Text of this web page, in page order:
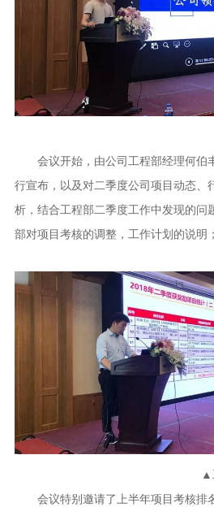
会议开始，由公司工程部经理何伯
行宣布，以及对二季度公司项目动态、
析，结合工程部二季度工作中发现的问
部对项目考核的调整，工作计划的说明；
▲
会议特别邀请了上半年项目考核排